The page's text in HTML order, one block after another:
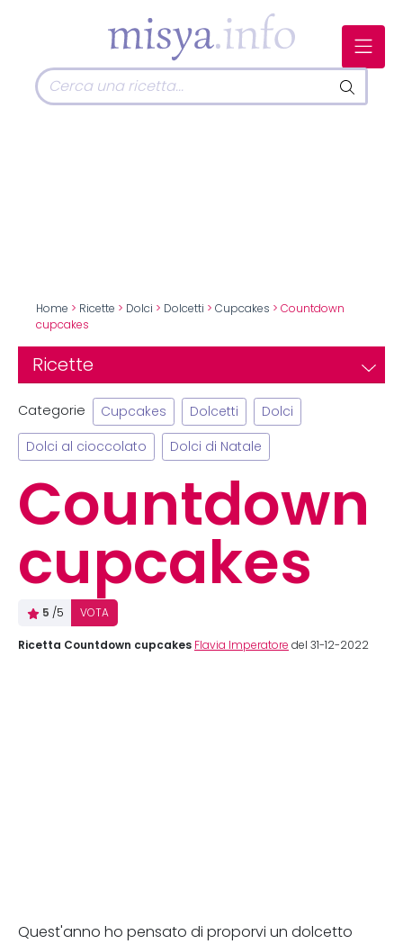
Home > Ricette > Dolci > Dolcetti > Cupcakes > Countdown
cupcakes
Ricette
Categorie Cupcakes Dolcetti Dolci
Dolci al cioccolato Dolci di Natale
Countdown
cupcakes
5 /5 VOTA
Ricetta Countdown cupcakes Flavia Imperatore del 31-12-2022
Quest'anno ho pensato di proporvi un dolcetto